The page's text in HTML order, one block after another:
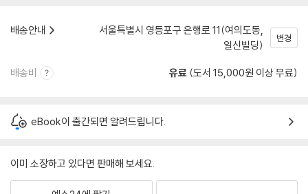
배송안내
서울특별시 영등포구 은행로 11(여의도동,
일신빌딩)
변경
배송비 유료 (도서 15,000원 이상 무료)
eBook이 출간되면 알려드립니다.
이미 소장하고 있다면 판매해 보세요.